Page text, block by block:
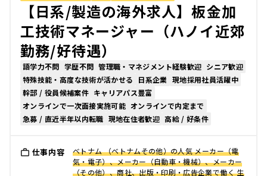
【日系/製造の海外求人】板金加
工技術マネージャー（ハノイ近郊
勤務/好待遇）
語学力不問 学歴不問 管理職・マネジメント経験歓迎 シニア歓迎
特殊技能・高度な技術が活かせる
日系企業 現地採用社員活躍中
幹部 / 役員候補案件 キャリアパス豊富
オンラインで一次面接実施可能 オンラインで内定まで
急募 / 直近半年以内転職 現地在住者歓迎 高給 / 好条件
仕事内容
ベトナム （ベトナムその他）の人気 メーカー（電
気・電子）、メーカー（自動車・機械）、メーカー
（その他）、商社、出版・印刷・広告企業で働く 生